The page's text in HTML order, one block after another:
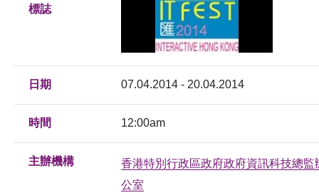
標誌
日期 07.04.2014 - 20.04.2014
時間 12:00am
主辦機構
香港特別行政區政府政府資訊科技總監
公室